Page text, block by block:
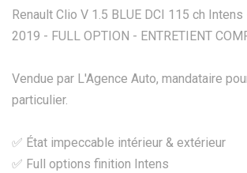
Renault Clio V 1.5 BLUE DCI 115 ch Intens
2019 - FULL OPTION - ENTRETIENT
Vendue par L'Agence Auto, mandataire
particulier.
✅ État impeccable intérieur & extérieur
✅ Full options finition Intens